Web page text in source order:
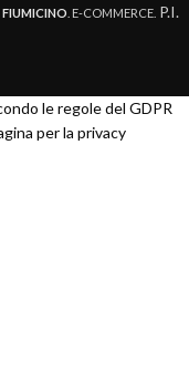
FIUMICINO . E-COMMERCE. P.I.
le regole del GDPR
per la privacy